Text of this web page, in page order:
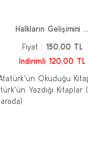
Halkların Gelişimini ...
Fiyat : 150,00 TL
İndirimli 120,00 TL